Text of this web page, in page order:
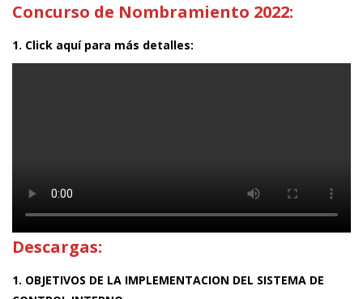
Concurso de Nombramiento 2022:
1. Click aquí para más detalles:
Descargas:
1. OBJETIVOS DE LA IMPLEMENTACION DEL SISTEMA DE